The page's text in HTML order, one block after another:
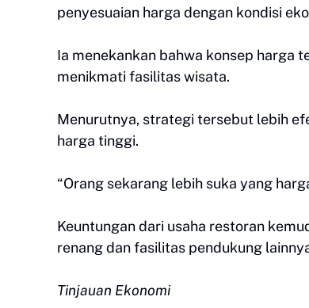
penyesuaian harga dengan kondisi
Ia menekankan bahwa konsep harga
menikmati fasilitas wisata.
Menurutnya, strategi tersebut lebih
harga tinggi.
“Orang sekarang lebih suka yang
Keuntungan dari usaha restoran
renang dan fasilitas pendukung
Tinjauan Ekonomi